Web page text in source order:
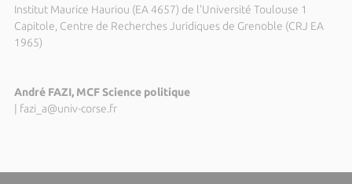
Institut Maurice Hauriou (EA 4657) de l'Université Toulouse 1
Capitole, Centre de Recherches Juridiques de Grenoble (CRJ EA
1965)
André FAZI, MCF Science politique
fazi_a@univ-corse.fr